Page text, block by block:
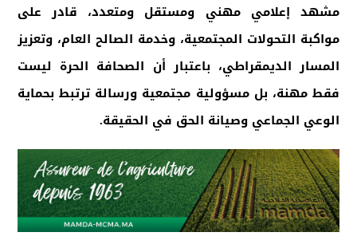
مشهد إعلامي مهني ومستقل ومتعدد، قادر على
مواكبة التحولات المجتمعية، وخدمة الصالح العام، وتعزيز
المسار الديمقراطي، باعتبار أن الصحافة الحرة ليست
فقط مهنة، بل مسؤولية مجتمعية ورسالة ترتبط بحماية
الوعي الجماعي وصيانة الحق في الحقيقة.